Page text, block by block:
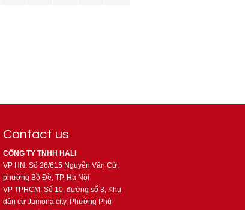
Contact us
CÔNG TY TNHH HALI
VP HN: Số 26/615 Nguyễn Văn Cừ,
phường Bồ Đề, TP. Hà Nội
VP TPHCM: Số 10, đường số 3, Khu
dân cư Jamona city, Phường Phú